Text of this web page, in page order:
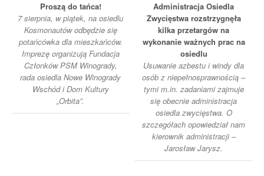
Proszą do tańca!
7 sierpnia, w piątek, na osiedlu
Kosmonautów odbędzie się
potańcówka dla mieszkańców.
Imprezę organizują Fundacja
Członków PSM Winogrady,
rada osiedla Nowe Winogrady
Wschód i Dom Kultury
„Orbita”.
Administracja Osiedla
Zwycięstwa rozstrzygnęła
kilka przetargów na
wykonanie ważnych prac na
osiedlu
Usuwanie azbestu i windy dla
osób z niepełnosprawnością –
tymi m.in. zadaniami zajmuje
się obecnie administracja
osiedla zwycięstwa. O
szczegółach opowiedział nam
kierownik administracji –
Jarosław Jarysz.